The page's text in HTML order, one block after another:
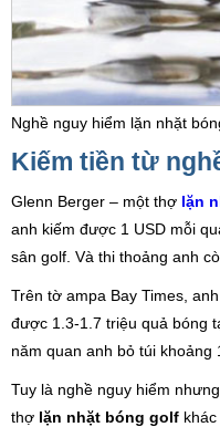
Nghề nguy hiểm lặn nhặt
Kiếm tiền từ
Glenn Berger – một thợ lặn
anh kiếm được 1 USD mỗi
sân golf. Và thi thoảng anh
Trên tờ ampa Bay Times,
được 1.3-1.7 triệu quả bóng
năm quan anh bỏ túi khoảng
Tuy là nghề nguy hiểm
thợ lặn nhặt bóng golf